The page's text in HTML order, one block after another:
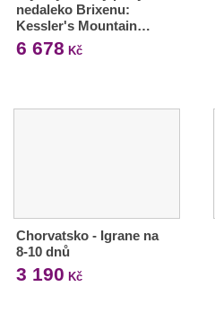
nedaleko Brixenu:
Kessler's Mountain…
6 678 Kč
Chorvatsko - Igrane na
8-10 dnů
3 190 Kč